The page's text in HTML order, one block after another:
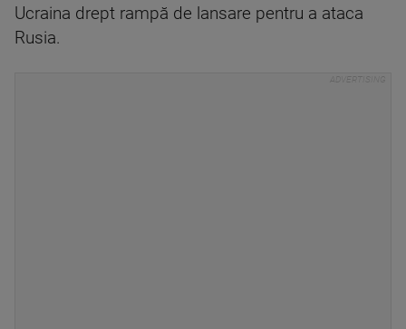
Ucraina drept rampă de lansare pentru a ataca
Rusia.